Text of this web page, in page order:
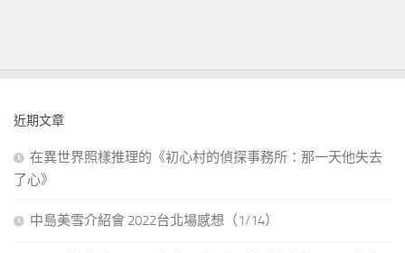
近期文章
在異世界照樣推理的《初心村的偵探事務所：那一天他失去
了心》
中島美雪介紹會 2022台北場感想（1/14）